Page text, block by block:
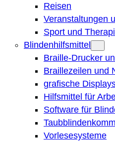
Reisen
Veranstaltungen
Sport und
Blindenhilfsmittel
Braille-Drucker
Braillezeilen und
grafische
Hilfsmittel für
Software für
Vorlesesysteme